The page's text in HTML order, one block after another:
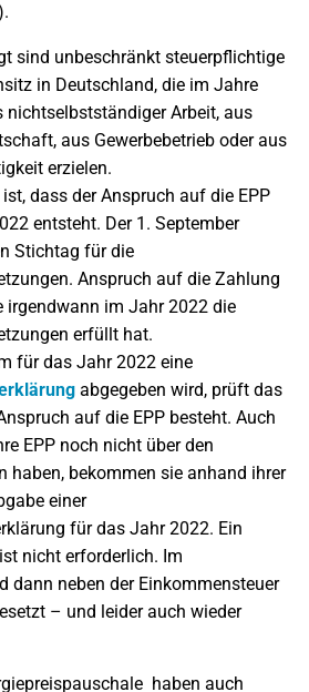
sind unbeschränkt steuerpflichtige
in Deutschland, die im Jahre
nichtselbstständiger Arbeit, aus
aus Gewerbebetrieb oder aus
erzielen.
dass der Anspruch auf die EPP
entsteht. Der 1. September
Stichtag für die
Anspruch auf die Zahlung
irgendwann im Jahr 2022 die
erfüllt hat.
für das Jahr 2022 eine
abgegeben wird, prüft das
auf die EPP besteht. Auch
EPP noch nicht über den
haben, bekommen sie anhand ihrer
einer
für das Jahr 2022. Ein
nicht erforderlich. Im
dann neben der Einkommensteuer
– und leider auch wieder
haben auch